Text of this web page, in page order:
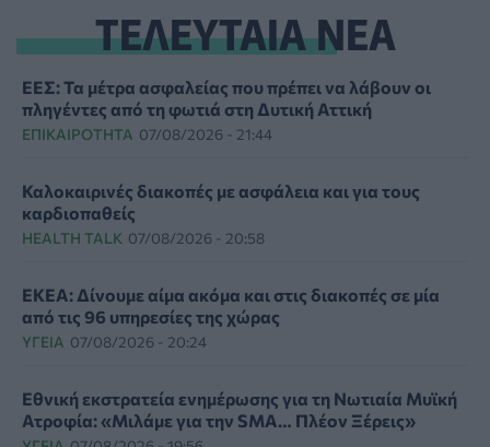
ΤΕΛΕΥΤΑΙΑ ΝΕΑ
ΕΕΣ: Τα μέτρα ασφαλείας που πρέπει να λάβουν οι
πληγέντες από τη φωτιά στη Δυτική Αττική
ΕΠΙΚΑΙΡΌΤΗΤΑ 07/08/2026 - 21:44
Καλοκαιρινές διακοπές με ασφάλεια και για τους
καρδιοπαθείς
HEALTH TALK 07/08/2026 - 20:58
ΕΚΕΑ: Δίνουμε αίμα ακόμα και στις διακοπές σε μία
από τις 96 υπηρεσίες της χώρας
ΥΓΕΊΑ 07/08/2026 - 20:24
Εθνική εκστρατεία ενημέρωσης για τη Νωτιαία Μυϊκή
Ατροφία: «Μιλάμε για την SMA… Πλέον Ξέρεις»